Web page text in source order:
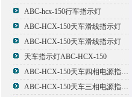
ABC-hcx-150行车指示灯
ABC-HCX-150天车滑线指示灯
ABC-HCX-150天车滑线指示灯
天车指示灯ABC-HCX-150
ABC-HCX-150天车四相电源指示灯
ABC-HCX-150天车三相电源指示灯